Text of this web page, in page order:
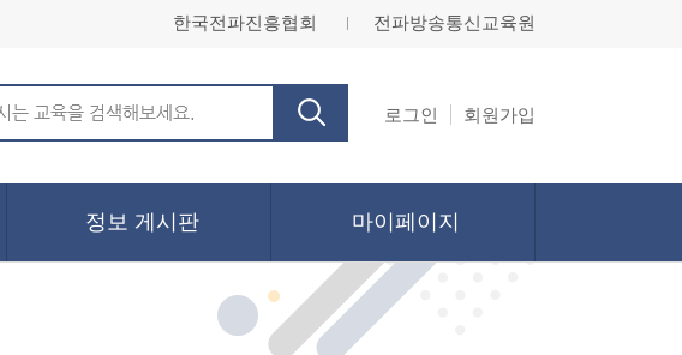
한국전파진흥협회 전파방송통신교육원
로그인 회원가입
정보 게시판 마이페이지